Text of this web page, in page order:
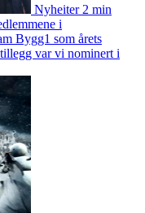
Nyheiter 2 min
i
Bygg1 som årets
var vi nominert i